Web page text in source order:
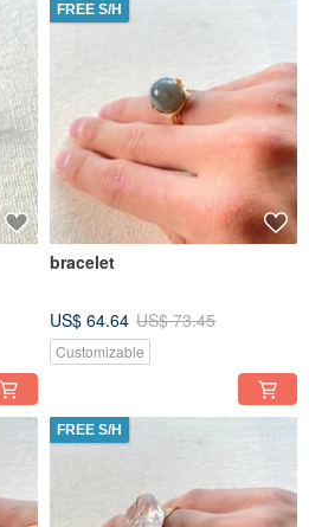
FREE S/H
bracelet
US$ 64.64 US$ 73.45
Customizable
FREE S/H